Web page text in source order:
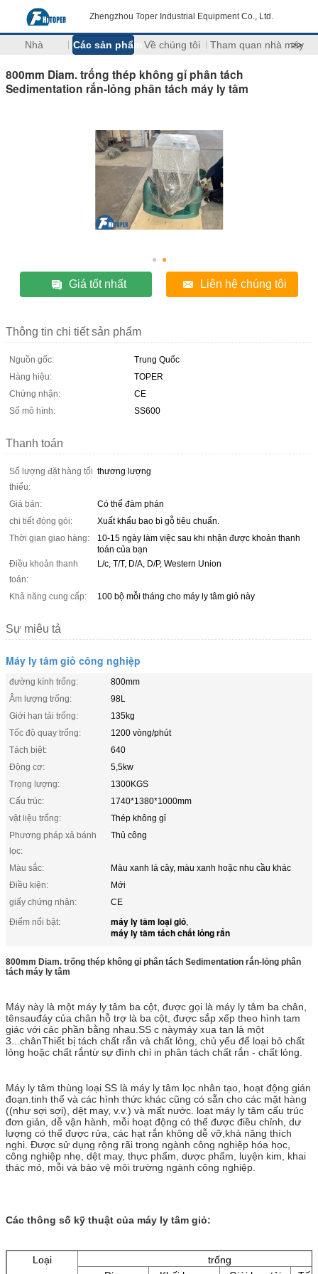
Zhengzhou Toper Industrial Equipment Co., Ltd.
Nhà Các sản phẩm Về chúng tôi Tham quan nhà máy
>>
800mm Diam. trống thép không gỉ phân tách
Sedimentation rắn-lỏng phân tách máy ly tâm
Giá tốt nhất Liên hệ chúng tôi
Thông tin chi tiết sản phẩm
Nguồn gốc:
Trung Quốc
Hàng hiệu:
TOPER
Chứng nhận:
CE
Số mô hình:
SS600
Thanh toán
Số lượng đặt hàng tối
thiểu:
thương lượng
Giá bán:
Có thể đàm phán
chi tiết đóng gói:
Xuất khẩu bao bì gỗ tiêu chuẩn.
Thời gian giao hàng:
10-15 ngày làm việc sau khi nhận được khoản thanh
toán của bạn
Điều khoản thanh
toán:
L/c, T/T, D/A, D/P, Western Union
Khả năng cung cấp: 100 bộ mỗi tháng cho máy ly tâm giỏ này
Sự miêu tả
Máy ly tâm giỏ công nghiệp
đường kính trống:
800mm
Âm lượng trống:
98L
Giới hạn tải trống:
135kg
Tốc độ quay trống:
1200 vòng/phút
Tách biệt:
640
Động cơ:
5,5kw
Trọng lượng:
1300KGS
Cấu trúc:
1740*1380*1000mm
vật liệu trống:
Thép không gỉ
Phương pháp xả bánh
lọc:
Thủ công
Màu sắc:
Màu xanh lá cây, màu xanh hoặc nhu cầu khác
Điều kiện:
Mới
giấy chứng nhận:
CE
Điểm nổi bật:
máy ly tâm loại giỏ,
máy ly tâm tách chất lỏng rắn
800mm Diam. trống thép không gỉ phân tách Sedimentation rắn-lỏng phân
tách máy ly tâm
Máy này là một máy ly tâm ba cột, được gọi là máy ly tâm ba chân,
tênsauđáy của chân hỗ trợ là ba cột, được sắp xếp theo hình tam
giác với các phần bằng nhau. SS c nàymáy xua tan là một
3... chânThiết bị tách chất rắn và chất lỏng, chủ yếu để loại bỏ chất
lỏng hoặc chất rắntừ sự đình chỉ in phân tách chất rắn - chất lỏng.
Máy ly tâm thùng loại SS là máy ly tâm lọc nhân tạo, hoạt động gián
đoạn.tinh thể và các hình thức khác cũng có sẵn cho các mặt hàng
((như sợi sợi), dệt may, v.v.) và mất nước. loạt máy ly tâm cấu trúc
đơn giản, dễ vận hành, mỗi hoạt động có thể được điều chỉnh, dư
lượng có thể được rửa, các hạt rắn không dễ vỡ,khả năng thích
nghi. Được sử dụng rộng rãi trong ngành công nghiệp hóa học,
công nghiệp nhẹ, dệt may, thực phẩm, dược phẩm, luyện kim, khai
thác mỏ, mỗi và bảo vệ môi trường ngành công nghiệp.
Các thông số kỹ thuật của máy ly tâm giỏ:
Loại
trống